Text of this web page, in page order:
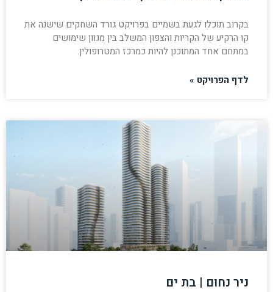
בקרוב תוכלו לגעת בשמיים בפרויקט גורד השחקים שישנה את
קו הרקיע של הקריות והצפון המשלב בין מגוון שימושים
במתחם אחד המתוכנן להיות כמרכז המטרופולין.
לדף הפרויקט »
ניר נחום | בת ים